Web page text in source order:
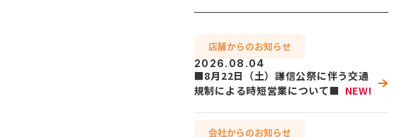
店舗からのお知らせ
2026.08.04
■8月22日（土）謙信公祭に伴う交通
規制による時短営業について■ NEW!
会社からのお知らせ